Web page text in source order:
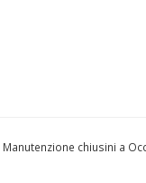
Manutenzione chiusini a